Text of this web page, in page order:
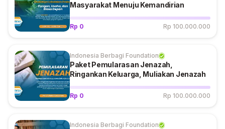
Masyarakat Menuju Kemandirian
Rp 0 Rp 100.000.000
Indonesia Berbagi Foundation
Paket Pemularasan Jenazah,
Ringankan Keluarga, Muliakan Jenazah
Rp 0 Rp 100.000.000
Indonesia Berbagi Foundation